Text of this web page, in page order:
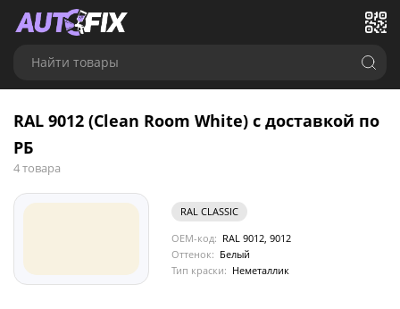
Найти товары
RAL 9012 (Clean Room White) с доставкой по
РБ
4 товара
RAL CLASSIC
OEM-код: RAL 9012, 9012
Оттенок: Белый
Тип краски: Неметаллик